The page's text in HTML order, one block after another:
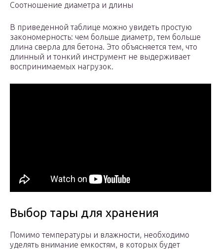
Соотношение диаметра и длины
В приведенной таблице можно увидеть простую
закономерность: чем больше диаметр, тем больше
длина сверла для бетона. Это объясняется тем, что
длинный и тонкий инструмент не выдерживает
воспринимаемых нагрузок.
Выбор тары для хранения
Помимо температуры и влажности, необходимо
уделять внимание емкостям, в которых будет